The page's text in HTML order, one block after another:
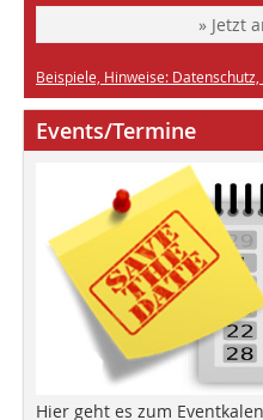
» Jetzt
Beispiele, Hinweise:
Events/Termine
Hier geht es zum